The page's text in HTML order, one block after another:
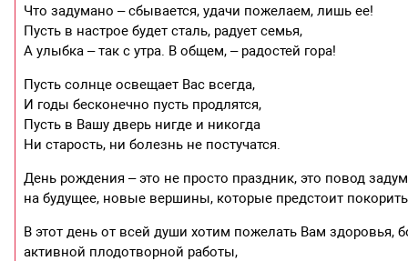
Что задумано – сбывается, удачи пожелаем, лишь ее!
Пусть в настрое будет сталь, радует семья,
А улыбка – так с утра. В общем, – радостей гора!
Пусть солнце освещает Вас всегда,
И годы бесконечно пусть продлятся,
Пусть в Вашу дверь нигде и никогда
Ни старость, ни болезнь не постучатся.
День рождения – это не просто праздник, это повод
на будущее, новые вершины, которые предстоит
В этот день от всей души хотим пожелать Вам здоровья,
активной плодотворной работы,